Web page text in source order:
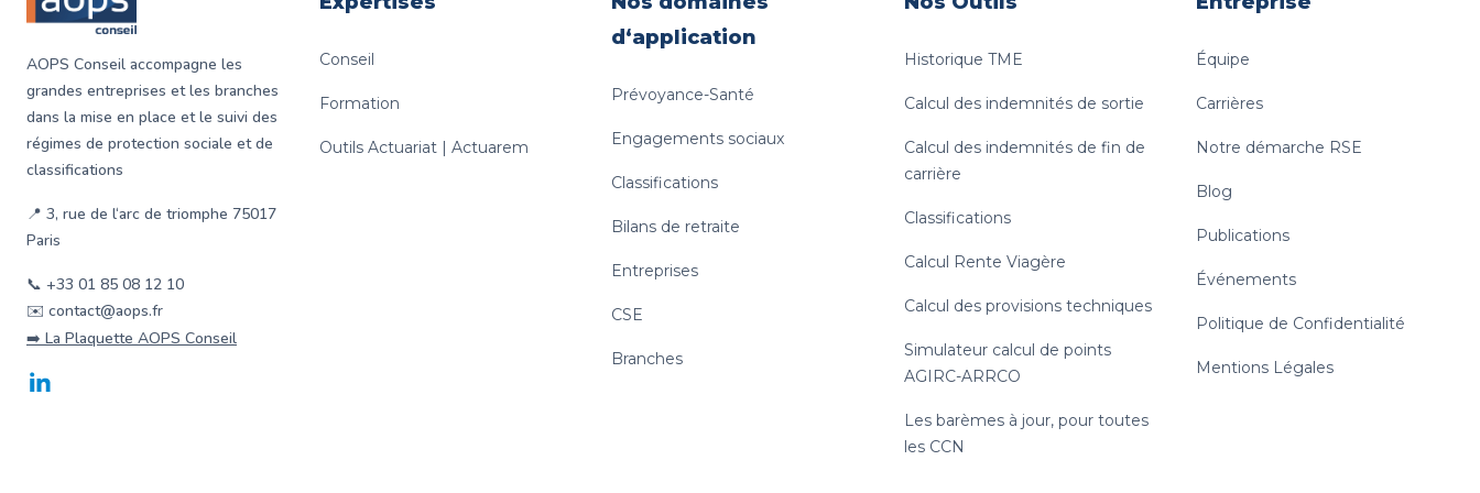
AOPS Conseil accompagne les
grandes entreprises et les branches
dans la mise en place et le suivi des
régimes de protection sociale et de
classifications
📍 3, rue de l‘arc de triomphe 75017
Paris
📞 +33 01 85 08 12 10
✉️ contact@aops.fr
➡️ La Plaquette AOPS Conseil
LinkedIn
Conseil
Formation
Outils Actuariat | Actuarem
d‘application
Prévoyance-Santé
Engagements sociaux
Classifications
Bilans de retraite
Entreprises
CSE
Branches
Historique TME
Calcul des indemnités de sortie
Calcul des indemnités de fin de
carrière
Classifications
Calcul Rente Viagère
Calcul des provisions techniques
Simulateur calcul de points
AGIRC-ARRCO
Les barèmes à jour, pour toutes
les CCN
Équipe
Carrières
Notre démarche RSE
Blog
Publications
Événements
Politique de Confidentialité
Mentions Légales